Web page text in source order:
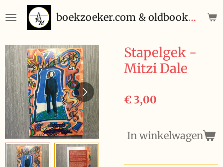
direct
de
hoofdinhoud
boekzoeker.com & oldbooks.be
Stapelgek -
Mitzi Dale
€ 3,00
In winkelwagen